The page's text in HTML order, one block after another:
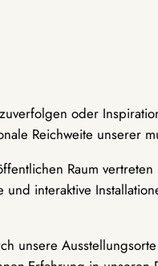
oder
Reichweite unserer
Raum
und interaktive
unsere